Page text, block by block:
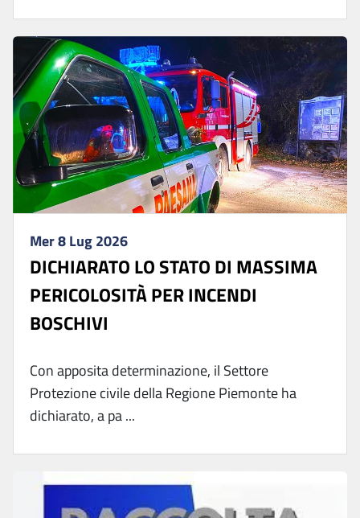
Mer 8 Lug 2026
DICHIARATO LO STATO DI MASSIMA
PERICOLOSITÀ PER INCENDI
BOSCHIVI
Con apposita determinazione, il Settore
Protezione civile della Regione Piemonte ha
dichiarato, a pa ...